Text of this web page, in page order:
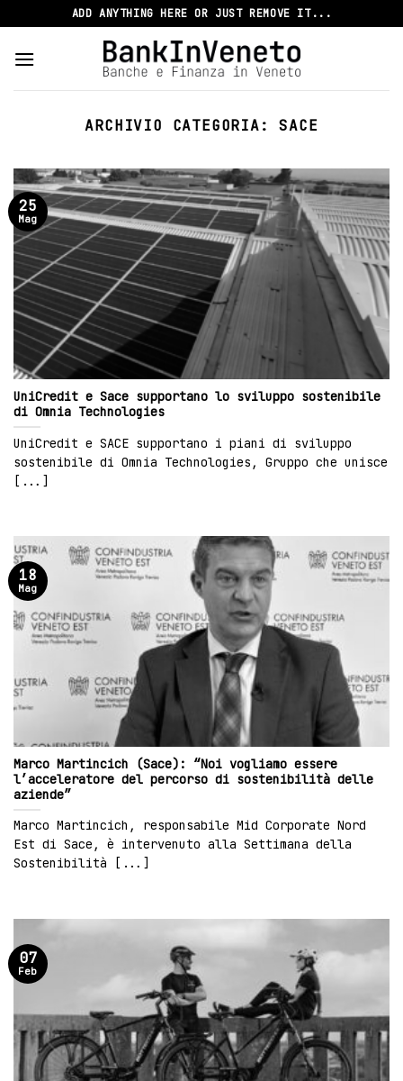
to
content
ADD ANYTHING HERE OR JUST REMOVE IT...
ARCHIVIO CATEGORIA:SACE
UniCredit e Sace supportano lo sviluppo sostenibile
di Omnia Technologies
UniCredit e SACE supportano i piani di sviluppo
sostenibile di Omnia Technologies, Gruppo che unisce
[...]
25
Mag
Marco Martincich (Sace): “Noi vogliamo essere
l’acceleratore del percorso di sostenibilità delle
aziende”
Marco Martincich, responsabile Mid Corporate Nord
Est di Sace, è intervenuto alla Settimana della
Sostenibilità [...]
18
Mag
07
Feb